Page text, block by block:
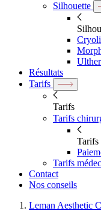
Silhouette
Résultats
Tarifs
Tarifs
Tarifs
Tarifs
Tarifs
Contact
Nos conseils
Leman Aesthetic